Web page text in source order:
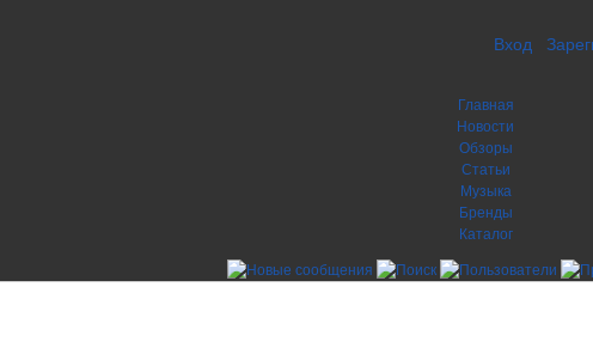
Вход
Главная
Новости
Обзоры
Статьи
Музыка
Бренды
Каталог